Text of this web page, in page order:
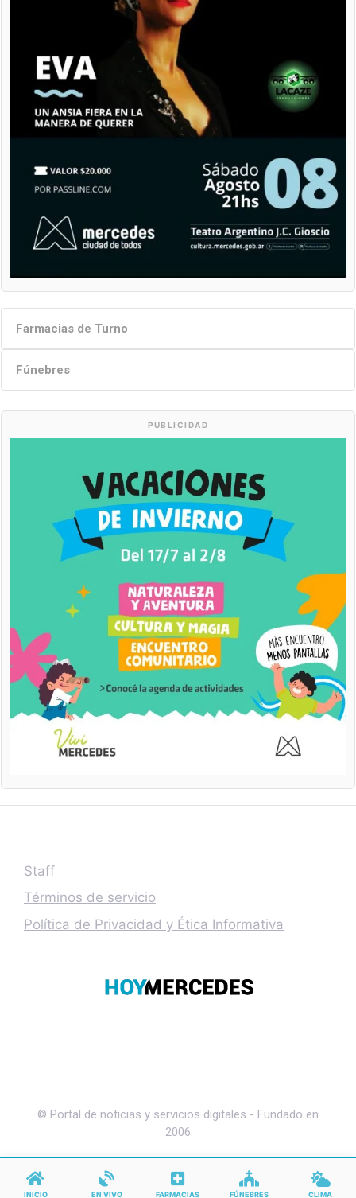
Farmacias de Turno
Fúnebres
PUBLICIDAD
Staff
Términos de servicio
Política de Privacidad y Ética Informativa
© Portal de noticias y servicios digitales - Fundado en
2006
INICIO EN VIVO FARMACIAS FÚNEBRES CLIMA